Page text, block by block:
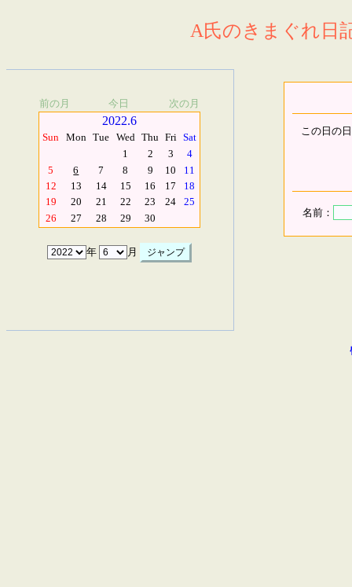
A氏のきまぐれ日
前の月 今日 次の月
2022.6
Sun Mon Tue Wed Thu Fri Sat
1
2 3
4
5
6 7 8 9 10
11
12
13 14 15 16 17
18
19
20 21 22 23 24
25
26
27 28 29 30
年 月
この日の
名前：